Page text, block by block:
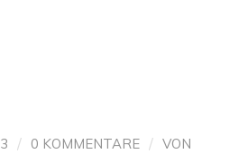
/ 0 KOMMENTARE / VON